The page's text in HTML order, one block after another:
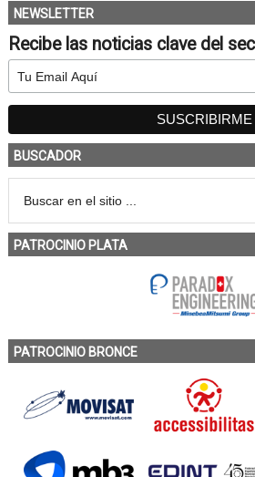
NEWSLETTER
Recibe las noticias clave del
BUSCADOR
PATROCINIO PLATA
PATROCINIO BRONCE